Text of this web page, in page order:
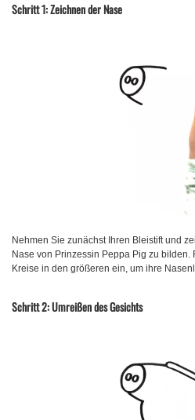
Schritt 1: Zeichnen der Nase
Nehmen Sie zunächst Ihren Bleistift und
Nase von Prinzessin Peppa Pig zu bilden.
Kreise in den größeren ein, um ihre
Schritt 2: Umreißen des Gesichts